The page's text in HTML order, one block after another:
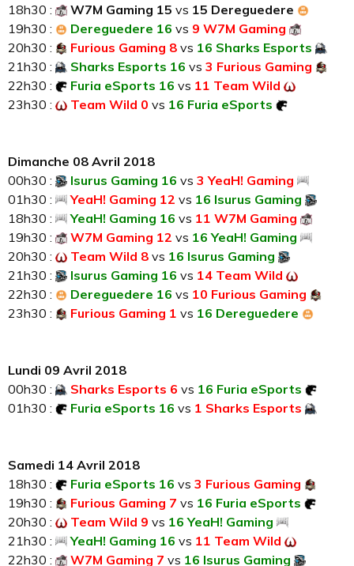
18h30 :
W7M Gaming 15 vs 15 Dereguedere
19h30 :
Dereguedere 16 vs 9 W7M Gaming
20h30 :
Furious Gaming 8 vs 16 Sharks Esports
21h30 :
Sharks Esports 16 vs 3 Furious Gaming
22h30 :
Furia eSports 16 vs 11 Team Wild
23h30 :
Team Wild 0 vs 16 Furia eSports
Dimanche 08 Avril 2018
00h30 :
Isurus Gaming 16 vs 3 YeaH! Gaming
01h30 :
YeaH! Gaming 12 vs 16 Isurus Gaming
18h30 :
YeaH! Gaming 16 vs 11 W7M Gaming
19h30 :
W7M Gaming 12 vs 16 YeaH! Gaming
20h30 :
Team Wild 8 vs 16 Isurus Gaming
21h30 :
Isurus Gaming 16 vs 14 Team Wild
22h30 :
Dereguedere 16 vs 10 Furious Gaming
23h30 :
Furious Gaming 1 vs 16 Dereguedere
Lundi 09 Avril 2018
00h30 :
Sharks Esports 6 vs 16 Furia eSports
01h30 :
Furia eSports 16 vs 1 Sharks Esports
Samedi 14 Avril 2018
18h30 :
Furia eSports 16 vs 3 Furious Gaming
19h30 :
Furious Gaming 7 vs 16 Furia eSports
20h30 :
Team Wild 9 vs 16 YeaH! Gaming
21h30 :
YeaH! Gaming 16 vs 11 Team Wild
22h30 :
W7M Gaming 7 vs 16 Isurus Gaming